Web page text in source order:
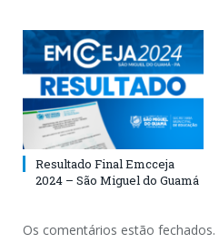
Resultado Final Emcceja
2024 – São Miguel do Guamá
Os comentários estão fechados.